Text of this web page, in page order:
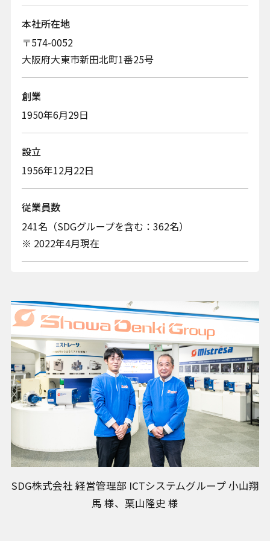
本社所在地
〒574-0052
大阪府大東市新田北町1番25号
創業
1950年6月29日
設立
1956年12月22日
従業員数
241名（SDGグループを含む：362名）
※ 2022年4月現在
SDG株式会社 経営管理部 ICTシステムグループ 小山翔
馬 様、栗山隆史 様